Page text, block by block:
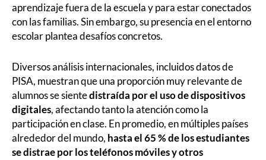
aprendizaje fuera de la escuela y para estar conectados
con las familias. Sin embargo, su presencia en el entorno
escolar plantea desafíos concretos.
Diversos análisis internacionales, incluidos datos de
PISA, muestran que una proporción muy relevante de
alumnos se sientedistraída por el uso de dispositivos
digitales, afectando tanto la atención como la
participación en clase. En promedio, en múltiples países
alrededor del mundo, hasta el 65 % de los estudiantes
se distrae por los teléfonos móviles y otros